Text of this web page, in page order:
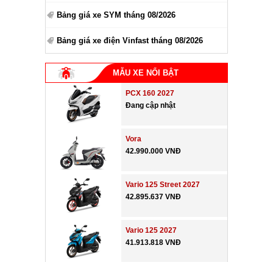
Bảng giá xe SYM tháng 08/2026
Bảng giá xe điện Vinfast tháng 08/2026
MẪU XE NỔI BẬT
PCX 160 2027
Đang cập nhật
Vora
42.990.000 VNĐ
Vario 125 Street 2027
42.895.637 VNĐ
Vario 125 2027
41.913.818 VNĐ